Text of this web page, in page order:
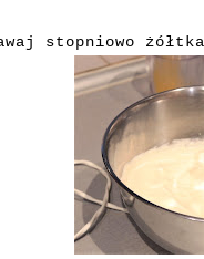
stopniowo